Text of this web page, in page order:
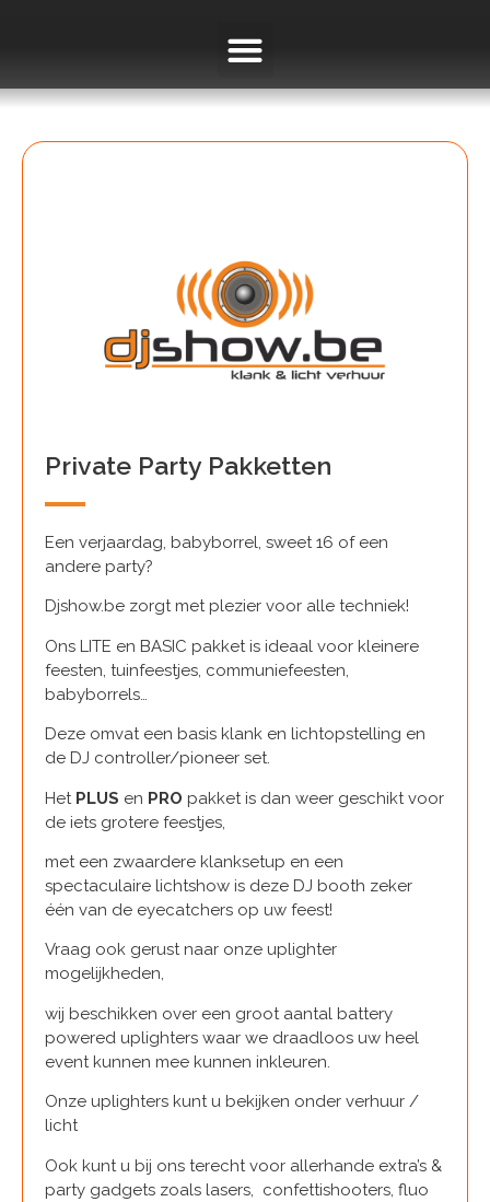
Private Party Pakketten
Een verjaardag, babyborrel, sweet 16 of een
andere party?
Djshow.be zorgt met plezier voor alle techniek!
Ons LITE en BASIC pakket is ideaal voor kleinere
feesten, tuinfeestjes, communiefeesten,
babyborrels…
Deze omvat een basis klank en lichtopstelling en
de DJ controller/pioneer set.
Het PLUS en PRO pakket is dan weer geschikt voor
de iets grotere feestjes,
met een zwaardere klanksetup en een
spectaculaire lichtshow is deze DJ booth zeker
één van de eyecatchers op uw feest!
Vraag ook gerust naar onze uplighter
mogelijkheden,
wij beschikken over een groot aantal battery
powered uplighters waar we draadloos uw heel
event kunnen mee kunnen inkleuren.
Onze uplighters kunt u bekijken onder verhuur /
licht
Ook kunt u bij ons terecht voor allerhande extra’s &
party gadgets zoals lasers, confettishooters, fluo